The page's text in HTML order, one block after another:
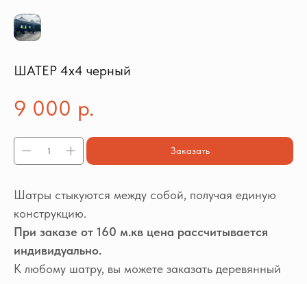
ШАТЕР 4х4 черный
9 000 р.
Заказать
Шатры стыкуются между собой, получая единую
конструкцию.
При заказе от 160 м.кв цена рассчитывается
индивидуально.
К любому шатру, вы можете заказать деревянный